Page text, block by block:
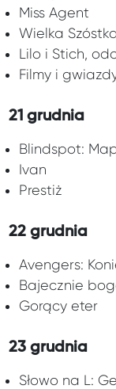
Miss Agent
Wielka
Lilo i Stich,
Filmy i
21 grudnia
Blindspot:
Ivan
Prestiż
22 grudnia
Avengers:
Bajecznie
Gorący eter
23 grudnia
Słowo na L: